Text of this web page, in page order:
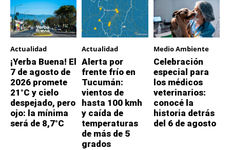
Actualidad
¡Yerba Buena! El
7 de agosto de
2026 promete
21°C y cielo
despejado, pero
ojo: la mínima
será de 8,7°C
Actualidad
Alerta por
frente frío en
Tucumán:
vientos de
hasta 100 kmh
y caída de
temperaturas
de más de 5
grados
Medio Ambiente
Celebración
especial para
los médicos
veterinarios:
conocé la
historia detrás
del 6 de agosto